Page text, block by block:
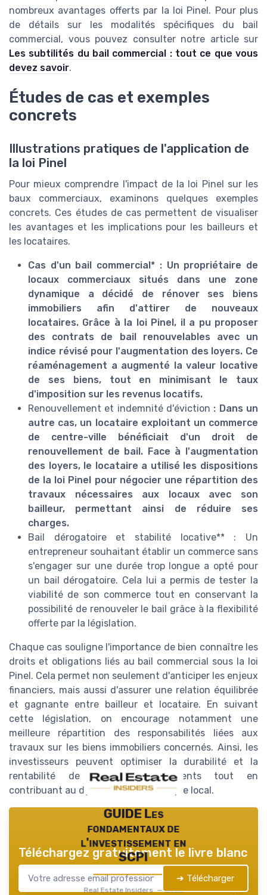
nombreux avantages offerts par la loi Pinel. Pour plus
de détails sur les modalités spécifiques du bail
commercial, vous pouvez consulter notre article sur
Les subtilités du bail commercial : tout ce que vous
devez savoir.
Études de cas et exemples
concrets
Illustrations pratiques de l'application de
la loi Pinel
Pour mieux comprendre l'impact de la loi Pinel sur les
baux commerciaux, examinons quelques exemples
concrets. Ces études de cas permettent de visualiser
les avantages et les implications pour les bailleurs et
les locataires.
Cas d'un bail commercial* : Un propriétaire de
locaux commerciaux situés dans une zone
dynamique a décidé de rénover ses biens
immobiliers afin d'attirer de nouveaux
locataires. Grâce à la loi Pinel, il a pu proposer
des contrats de bail renouvelables avec un
indice révisé pour l'augmentation des loyers. Ce
réaménagement a augmenté la valeur locative
de ses biens, tout en minimisant le taux
d'imposition sur les revenus locatifs.
Renouvellement et indemnité d'éviction : Dans un
autre cas, un locataire exploitant un commerce
de centre-ville bénéficiait d'un droit de
renouvellement de bail. Face à l'augmentation
des loyers, le locataire a utilisé les dispositions
de la loi Pinel pour négocier une répartition des
travaux nécessaires aux locaux avec son
bailleur, permettant ainsi de réduire ses
charges.
Bail dérogatoire et stabilité locative** : Un
entrepreneur souhaitant établir un commerce sans
s'engager sur une durée trop longue a opté pour
un bail dérogatoire. Cela lui a permis de tester la
viabilité de son commerce tout en conservant la
possibilité de renouveler le bail grâce à la flexibilité
offerte par la législation.
Chaque cas souligne l'importance de bien connaître les
droits et obligations liés au bail commercial sous la loi
Pinel. Cela permet non seulement d'anticiper les enjeux
financiers, mais aussi d'assurer une relation équilibrée
et gagnante entre bailleur et locataire. En suivant
cette législation, on encourage notamment une
meilleure répartition des responsabilités liées aux
travaux sur les biens immobiliers concernés. Ainsi, les
investisseurs peuvent optimiser la durabilité et la
rentabilité de leurs investissements tout en
contribuant au dynamisme économique local.
GUIDE Les
fondamentaux de
l'investissement en
SCPI
Real Estate Insiders — 2026
Téléchargez gratuitement le livre blanc
➔ Télécharger